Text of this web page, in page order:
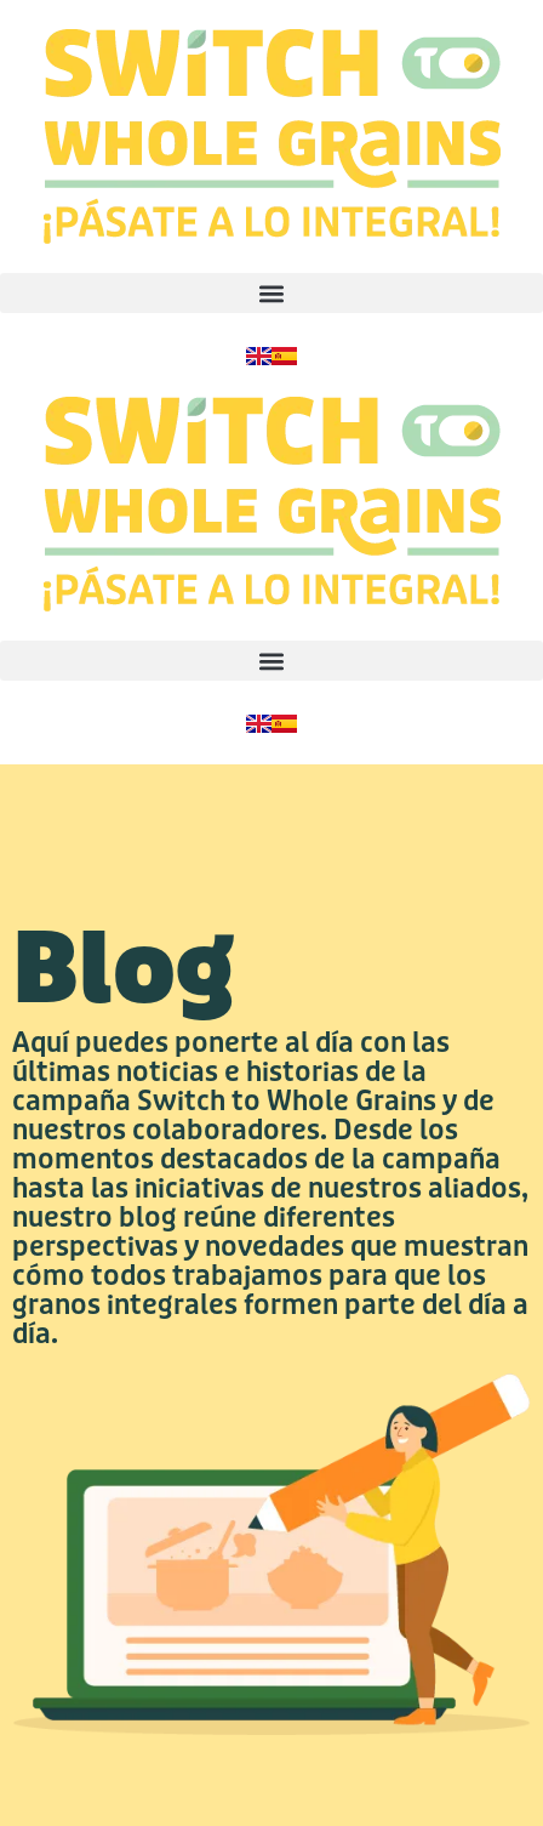
Blog
Aquí puedes ponerte al día con las
últimas noticias e historias de la
campaña Switch to Whole Grains y de
nuestros colaboradores. Desde los
momentos destacados de la campaña
hasta las iniciativas de nuestros aliados,
nuestro blog reúne diferentes
perspectivas y novedades que muestran
cómo todos trabajamos para que los
granos integrales formen parte del día a
día.